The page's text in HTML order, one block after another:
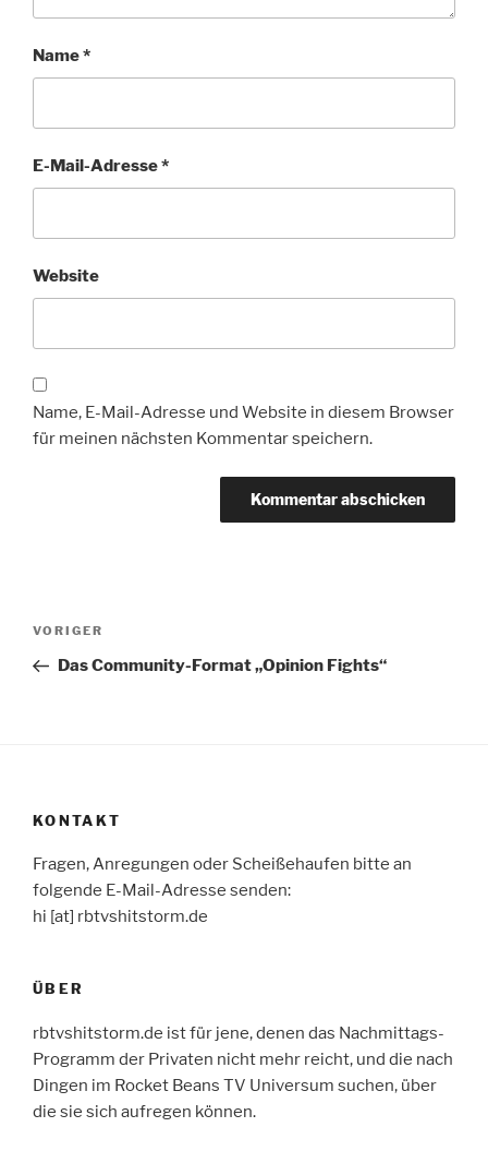
Name*
E-Mail-Adresse*
Website
Name, E-Mail-Adresse und Website in diesem Browser
für meinen nächsten Kommentar speichern.
Vorheriger
Beitrag
VORIGER
Das Community-Format „Opinion Fights“
KONTAKT
Fragen, Anregungen oder Scheißehaufen bitte an
folgende E-Mail-Adresse senden:
hi [at] rbtvshitstorm.de
ÜBER
rbtvshitstorm.de ist für jene, denen das Nachmittags-
Programm der Privaten nicht mehr reicht, und die nach
Dingen im Rocket Beans TV Universum suchen, über
die sie sich aufregen können.